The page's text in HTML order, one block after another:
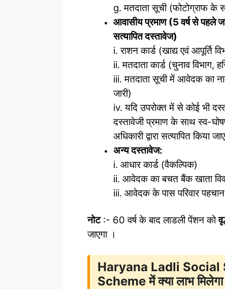
g. मतदाता सूची (फोटोग्राफ के
आवासीय प्रमाण (5 वर्ष से पहले
सत्यापित दस्तावेज)
i. राशन कार्ड (खाद्य एवं आपूर्ति
ii. मतदाता कार्ड (चुनाव विभाग,
iii. मतदाता सूची में आवेदक का नाम
जारी)
iv. यदि उपरोक्त में से कोई भी
दस्तावेजी प्रमाण के साथ स्व-
अधिकारी द्वारा सत्यापित किया
अन्य दस्तावेज:
i. आधार कार्ड (वैकल्पिक)
ii. आवेदक का बचत बैंक खाता
iii. आवेदक के पास परिवार पहचान
नोट:- 60 वर्ष के बाद लाडली पेंशन को
जाएगा ।
Haryana Ladli
Scheme में क्या लाभ